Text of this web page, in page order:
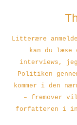
Litterære
kan du læse
interviews,
Politiken
kommer i den
– fremover vil
forfatteren i